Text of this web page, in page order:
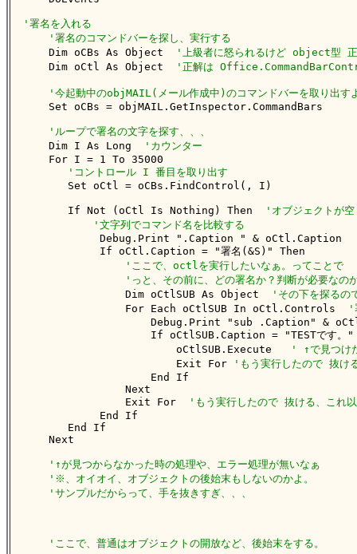
'署名を入れる
'署名のコマンドバーを探し、実行する
    Dim oCBs As Object
'上級者に怒られるけど object型
    Dim oCtl As Object
'正解は
'今起動中のobjMAIL(メール作成中)のコマンドバーを取り出す
    Set oCBs = objMAIL.GetInspector.CommandBars
'ループで署名の文字を探す、、、
    Dim I As Long
'カウンター
    For I = 1 To 35000
'コントロール I 番目を取り出す
       Set oCtl = oCBs.FindControl(, I)
       If Not (oCtl Is Nothing) Then
'オブジェクトが空
'文字列でコマンド名を比較する
            Debug.Print ".Caption " & oCtl.Caption
            If oCtl.Caption = "署名(&S)" Then
'ここで、octlを実行したいなぁ。ってことで
'っと、その前に、どの署名か？判断が必要なの
                Dim oCtlSUB As Object
'その下を探るの
                For Each oCtlSUB In oCtl.Controls
'
Debug.Print "sub .Caption" &
If oCtlSUB.Caption = "TESTです。"
                        oCtlSUB.Execute
' ↑で見つけ
                        Exit For
'もう実行したので 抜け
                    End If
                Next
                Exit For
'もう実行したので 抜ける、これ
            End If
       End If
    Next
'↑が見つからなかった時の処理や、エラー処理が無いなぁ
'※、オイオイ、オブジェクトの後始末もしないのかよ。
'サンプルだからって、手を抜きすぎ、、、
'ここで、普通はオブジェクトの開放など、後始末をする。